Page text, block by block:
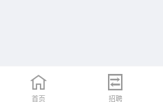
首页 招聘